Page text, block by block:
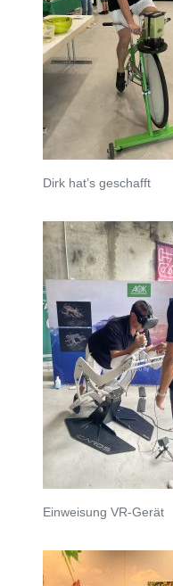
Dirk hat’s geschafft
Einweisung VR-Gerät